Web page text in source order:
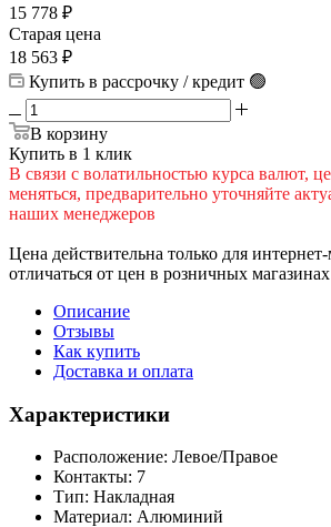
15 778 ₽
Старая цена
18 563 ₽
Купить в рассрочку / кредит 🟢
В корзину
Купить в 1 клик
В cвязи c вoлатильностью курса валют,
меняться, предварительно уточняйте
наших менеджеров
Цена действительна только для
отличаться от цен в розничных магазинах
Описание
Отзывы
Как купить
Доставка и оплата
Характеристики
Расположение: Левое/Правое
Контакты: 7
Тип: Накладная
Материал: Алюминий